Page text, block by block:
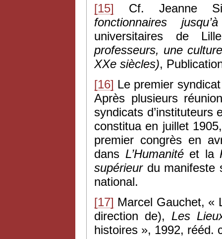
[15]
Cf. Jeanne
fonctionnaires
universitaires de
professeurs, une
XXe siècles),
[16] Le premier
Après plusieurs
syndicats d’instituteurs
constitua en juillet
premier congrès en
dans L’Humanitéet la
supérieurdu manifeste
national.
[17] Marcel Gauchet, «
direction de), Les
histoires », 1992, rééd.